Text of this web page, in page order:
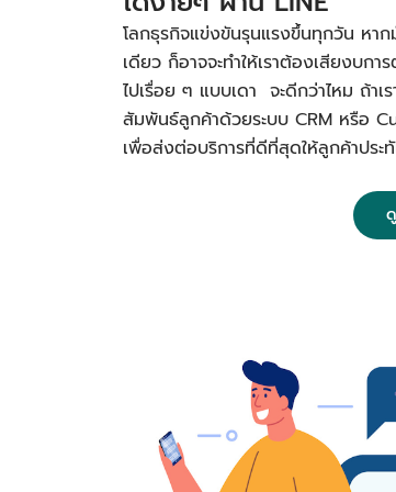
โลกธุรกิจแข่งขันรุนแรงขึ้นทุกวัน หา
เดียว ก็อาจจะทำให้เราต้องเสียงบก
ไปเรื่อย ๆ แบบเดา จะดีกว่าไหม ถ้า
สัมพันธ์ลูกค้าด้วยระบบ CRM หรือ
เพื่อส่งต่อบริการที่ดีที่สุดให้ลูกค้าประ